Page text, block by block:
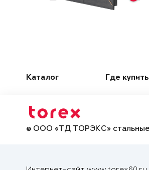
Каталог Где купить
© ООО «ТД ТОРЭКС» стальные